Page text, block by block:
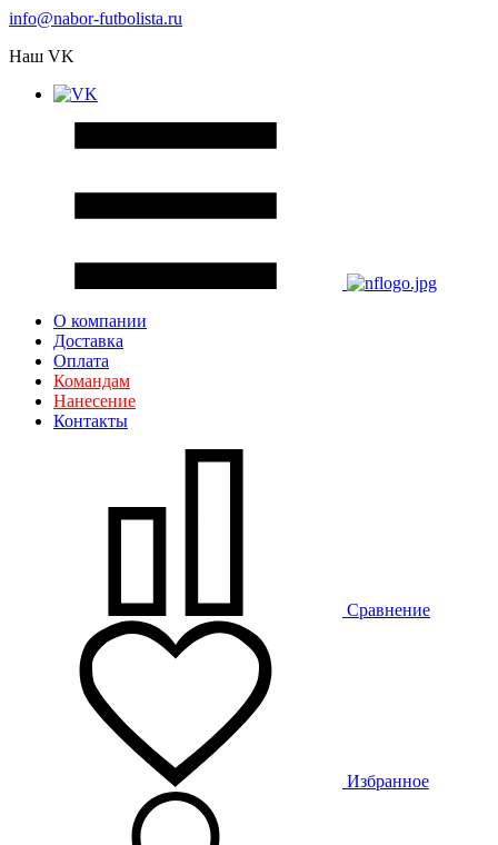
info@nabor-futbolista.ru
Наш VK
О компании
Доставка
Оплата
Командам
Нанесение
Контакты
Сравнение
Избранное